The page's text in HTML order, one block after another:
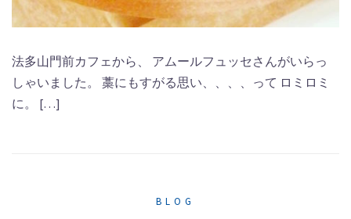
法多山門前カフェから、 アムールフュッセさんがいらっ
しゃいました。 藁にもすがる思い、、、、って ロミロミ
に。 […]
BLOG